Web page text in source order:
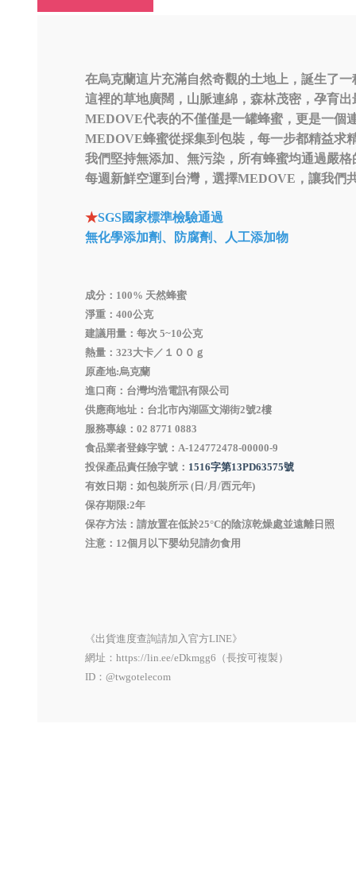
在烏克蘭這片充滿自然奇觀的土地上，誕生了
這裡的草地廣闊，山脈連綿，森林茂密，孕育
MEDOVE代表的不僅僅是一罐蜂蜜，更是一個
MEDOVE蜂蜜從採集到包裝，每一步都精益求
我們堅持無添加、無污染，所有蜂蜜均通過嚴
每週新鮮空運到台灣，選擇MEDOVE，讓我們
★SGS國家標準檢驗通過
無化學添加劑、防腐劑、人工添加物
成分：100% 天然蜂蜜
淨重：400公克
建議用量：每次 5~10公克
熱量：323大卡／１００ｇ
原產地:烏克蘭
進口商：台灣均浩電訊有限公司
供應商地址：台北市內湖區文湖街2號2
服務專線：02 8771 0883
食品業者登錄字號：A-124772478-00000-9
投保產品責任險字號： 1516字第13PD63575號
有效日期：如包裝所示 (日/月/西元年)
保存期限:2年
保存方法：請放置在低於25°C的陰涼乾燥處並遠離日照
注意：12個月以下嬰幼兒請勿食用
《出貨進度查詢請加入官方LINE》
網址：https://lin.ee/eDkmgg6（長按可複製）
ID：@twgotelecom